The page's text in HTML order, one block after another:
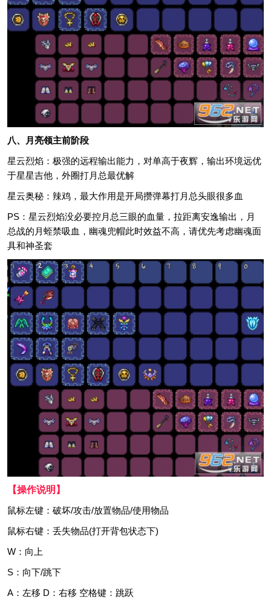
八、月亮领主前阶段
星云烈焰：极强的远程输出能力，对单高于夜辉，输出环境远优
于星星吉他，外圈打月总最优解
星云奥秘：辣鸡，最大作用是开局攒弹幕打月总头眼很多血
PS：星云烈焰没必要控月总三眼的血量，拉距离安逸输出，月
总战的月蛭禁吸血，幽魂兜帽此时效益不高，请优先考虑幽魂面
具和神圣套
【操作说明】
鼠标左键：破坏/攻击/放置物品/使用物品
鼠标右键：丢失物品(打开背包状态下)
W：向上
S：向下/跳下
A：左移 D：右移 空格键：跳跃